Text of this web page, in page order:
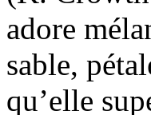
adore
sable,
qu’elle